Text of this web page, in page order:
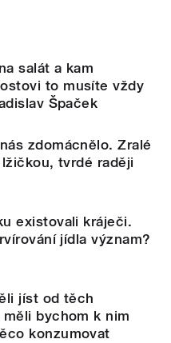
salát a kam
to musíte vždy
Špaček
zdomácnělo. Zralé
tvrdé raději
existovali kráječi.
jídla význam?
jíst od těch
bychom k nim
konzumovat